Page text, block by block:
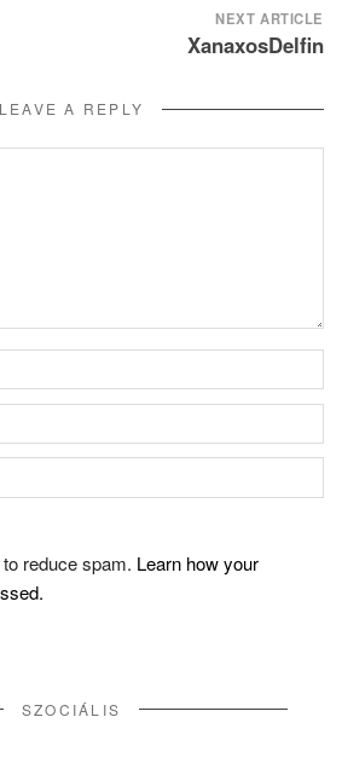
NEXT ARTICLE
XanaxosDelfin
LEAVE A REPLY
reduce spam. Learn how your
SZOCIÁLIS